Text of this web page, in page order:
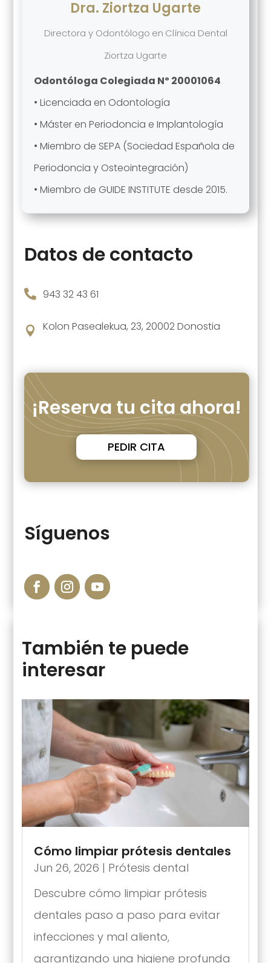
Dra. Ziortza Ugarte
Directora y Odontólogo en Clínica Dental
Ziortza Ugarte
Odontóloga Colegiada Nº 20001064
• Licenciada en Odontología
• Máster en Periodoncia e Implantología
• Miembro de SEPA (Sociedad Española de
Periodoncia y Osteointegración)
• Miembro de GUIDE INSTITUTE desde 2015.
Datos de contacto
 943 32 43 61
 Kolon Pasealekua, 23, 20002 Donostia
¡Reserva tu cita ahora!
PEDIR CITA
Síguenos
También te puede
interesar
Cómo limpiar prótesis dentales
Jun 26, 2026 | Prótesis dental
Descubre cómo limpiar prótesis
dentales paso a paso para evitar
infecciones y mal aliento,
garantizando una higiene profunda